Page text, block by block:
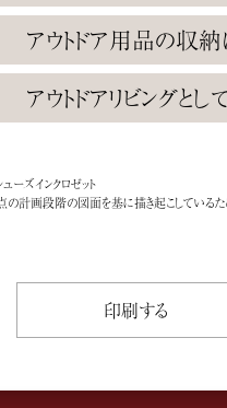
アウトドア用品の収
アウトドアリビングと
ーズインクロゼット
計画段階の図面を基に描き起こしているた
印刷する